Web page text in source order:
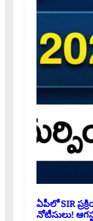
ఏపీలో SIR
నోటీసులు!